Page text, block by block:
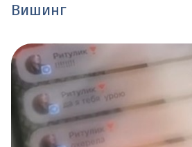
Вишинг